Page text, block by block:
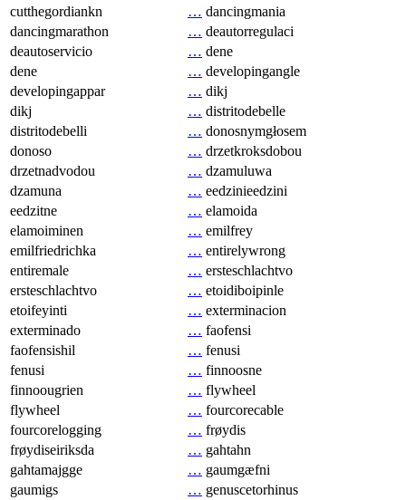
cutthegordiankn
… dancingmania
dancingmarathon
… deautorregulaci
deautoservicio
… dene
dene
… developingangle
developingappar
… dikj
dikj
… distritodebelle
distritodebelli
… donosnymgłosem
donoso
… drzetkroksdobou
drzetnadvodou
… dzamuluwa
dzamuna
… eedzinieedzini
eedzitne
… elamoida
elamoiminen
… emilfrey
emilfriedrichka
… entirelywrong
entiremale
… ersteschlachtvo
ersteschlachtvo
… etoidiboipinle
etoifeyinti
… exterminacion
exterminado
… faofensi
faofensishil
… fenusi
fenusi
… finnoosne
finnoougrien
… flywheel
flywheel
… fourcorecable
fourcorelogging
… frøydis
frøydiseiriksda
… gahtahn
gahtamajgge
… gaumgæfni
gaumigs
… genuscetorhinus